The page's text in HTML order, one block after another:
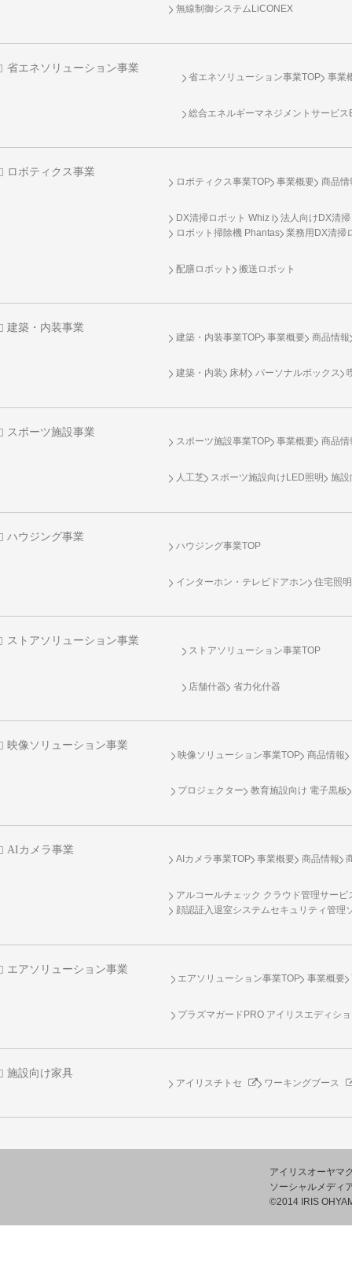
無線制御システム LiCONEX
省エネソリューション事業
省エネソリューション事業TOP 事業
総合エネルギーマネジメントサービ
ロボティクス事業
ロボティクス事業TOP 事業概要 商品情
DX清掃ロボット Whiz i
法人向けDX清
ロボット掃除機 Phantas
業務用DX清掃
配膳ロボット 搬送ロボット
建築・内装事業
建築・内装事業TOP 事業概要 商品情報
建築・内装 床材 パーソナルボックス
スポーツ施設事業
スポーツ施設事業TOP 事業概要 商品情
人工芝 スポーツ施設向け LED照明 施設
ハウジング事業
ハウジング事業TOP
インターホン・テレビドアホン 住宅照明
ストアソリューション事業
ストアソリューション事業TOP
店舗什器 省力化什器
映像ソリューション事業
映像ソリューション事業TOP 商品情報
プロジェクター 教育施設向け 電子黒板
AIカメラ事業
AIカメラ事業TOP 事業概要 商品情報
アルコールチェック クラウド管理サービ
顔認証入退室システムセキュリティ管理
エアソリューション事業
エアソリューション事業TOP 事業概要
プラズマガードPRO アイリスエディシ
施設向け家具
アイリスチトセ ワーキングブース
アイリスオーヤマ
ソーシャルメディ
©2014 IRIS